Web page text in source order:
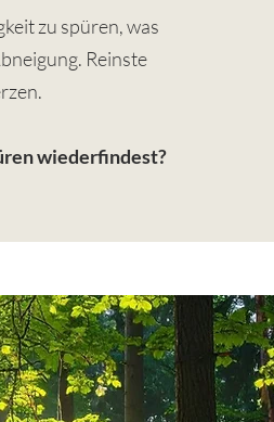
zu spüren, was
Reinste
wiederfindest?